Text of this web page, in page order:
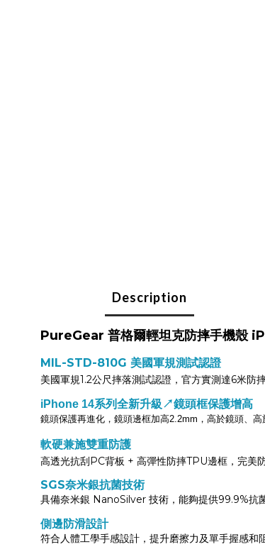
Description
PureGear 普格爾輕坦克防摔手機殼
MIL-STD-810G 美國軍規測試認證
美國軍規1.2公尺摔落測試認證，官方實測達6米防
iPhone 14系列全新升級↗鏡頭框保護增高
鏡頭保護再進化，鏡頭邊框加高2.2mm，高於鏡頭、高
軟硬兼施雙重防護
高透光抗刮PC背板 + 高彈性防摔TPU邊框，完美防
SGS奈米銀抗菌技術
具備奈米銀 NanoSilver 技術，能夠提供99.9%抗菌
側邊防滑設計
符合人體工學手感設計，提升磨擦力及單手握感和